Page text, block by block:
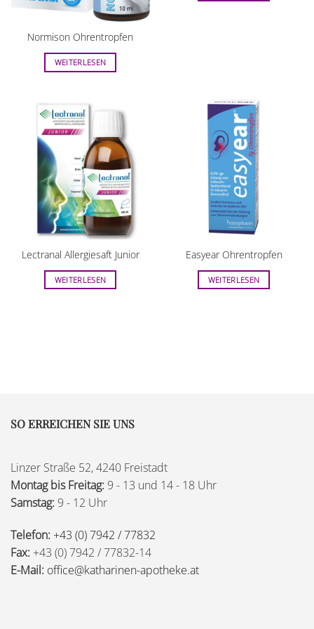
Normison Ohrentropfen
WEITERLESEN
Lectranal Allergiesaft Junior
WEITERLESEN
Easyear Ohrentropfen
WEITERLESEN
SO ERREICHEN SIE UNS
Linzer Straße 52, 4240 Freistadt
Montag bis Freitag: 9 - 13 und 14 - 18 Uhr
Samstag: 9 - 12 Uhr
Telefon: +43 (0) 7942 / 77832
Fax: +43 (0) 7942 / 77832-14
E-Mail: office@katharinen-apotheke.at